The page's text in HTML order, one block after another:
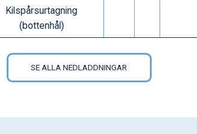
Kilspårsurtagning
(bottenhål)
SE ALLA NEDLADDNINGAR